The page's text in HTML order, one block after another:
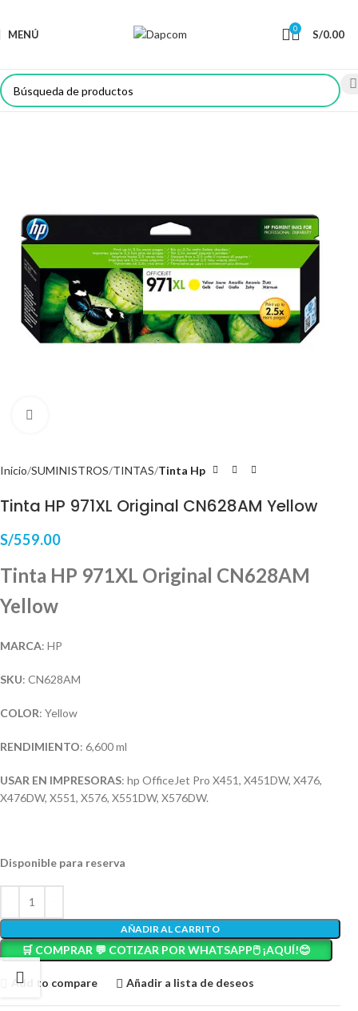
MENÚ 0 S/0.00
Inicio SUMINISTROS TINTAS Tinta Hp
Tinta HP 971XL Original CN628AM Yellow
S/559.00
Tinta HP 971XL Original CN628AM
Yellow
MARCA: HP
SKU: CN628AM
COLOR: Yellow
RENDIMIENTO: 6,600 ml
USAR EN IMPRESORAS: hp OfficeJet Pro X451, X451DW, X476,
X476DW, X551, X576, X551DW, X576DW.
Disponible para reserva
AÑADIR AL CARRITO
🛒 COMPRAR 💬 COTIZAR POR WHATSAPP🖱️ ¡AQUÍ!😊
Add to compare Añadir a lista de deseos